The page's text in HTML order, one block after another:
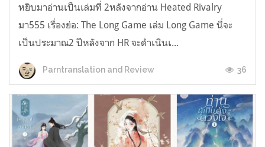
หยิบมาอ่านเป็นเล่มที่ 2หลังจากอ่าน Heated Rivalry
มา555 เรื่องย่อ: The Long Game เล่ม Long Game นี่จะ
เป็นประมาณ2 ปีหลังจาก HR จะดำเนินเ...
Parntranslation and Review 36